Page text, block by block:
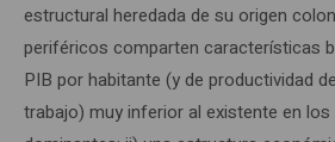
estructural heredada de su origen
periféricos comparten características
PIB por habitante (y de productividad
trabajo) muy inferior al existente en